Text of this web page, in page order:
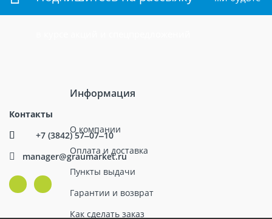
Контакты
+7 (3842) 57‒07‒10
manager@graumarket.ru
Информация
О компании
Оплата и доставка
Пункты выдачи
Гарантии и возврат
Как сделать заказ